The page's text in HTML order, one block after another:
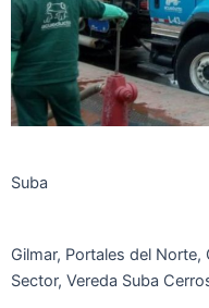
Suba
Gilmar, Portales del
Sector, Vereda Suba